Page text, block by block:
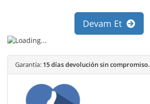
Devam Et
Garantía: 15 días devolución sin compromiso.